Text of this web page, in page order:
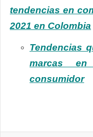
tendencias en
2021 en Colombia
Tendencias
marcas
consumidor